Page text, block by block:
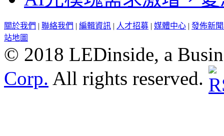
關於我們 | 聯絡我們 | 編輯資訊 | 人才招募 | 媒體中心 | 發佈新
站地圖
© 2018 LEDinside, a
Corp. All rights reserved.